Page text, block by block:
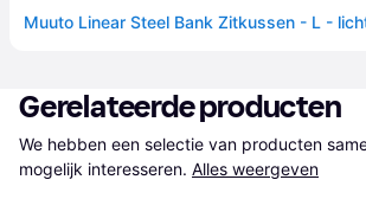
Gerelateerde producten
We hebben een selectie van producten
mogelijk interesseren. Alles weergeven